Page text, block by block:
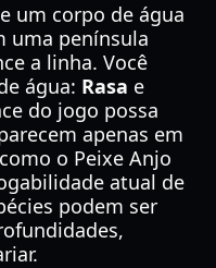
um corpo de água
uma península
a linha. Você
água: Rasa e
do jogo possa
apenas em
o Peixe Anjo
atual de
podem ser